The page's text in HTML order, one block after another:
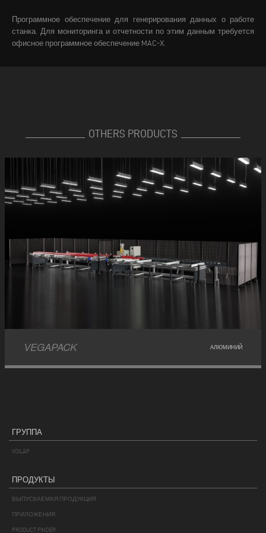
Программное обеспечение для генерирования данных о работе
станка. Для мониторинга и отчетности по этим данным требуется
офисное программное обеспечение MAC-X.
OTHERS PRODUCTS
VEGAPACK АЛЮМИНИЙ
ГРУППА
VOILÀP
ПРОДУКТЫ
ВЫПУСКАЕМАЯ ПРОДУКЦИЯ
ПРИЛОЖЕНИЯ
PRODUCT FINDER